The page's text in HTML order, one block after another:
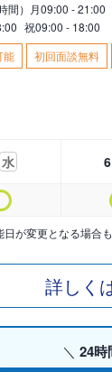
間） 月09:00 - 21:00
祝09:00 - 18:00
能
初回面談無料
水 6
が変更となる場合
詳しく
24時